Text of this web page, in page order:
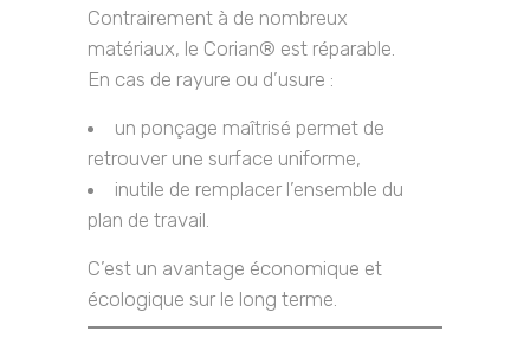
Contrairement à de nombreux
matériaux, le Corian® est réparable.
En cas de rayure ou d’usure :
un ponçage maîtrisé permet de
retrouver une surface uniforme,
inutile de remplacer l’ensemble du
plan de travail.
C’est un avantage économique et
écologique sur le long terme.